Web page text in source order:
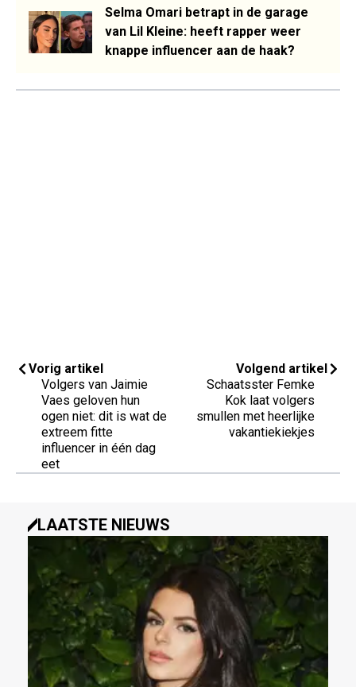
Selma Omari betrapt in de garage
van Lil Kleine: heeft rapper weer
knappe influencer aan de haak?
Vorig artikel
Volgers van Jaimie
Vaes geloven hun
ogen niet: dit is wat de
extreem fitte
influencer in één dag
eet
Volgend artikel
Schaatsster Femke
Kok laat volgers
smullen met heerlijke
vakantiekiekjes
LAATSTE NIEUWS